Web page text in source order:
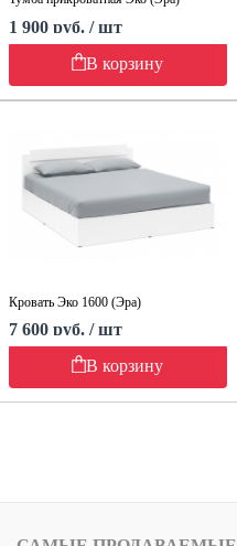
1 900 руб. / шт
В корзину
Кровать Эко 1600 (Эра)
7 600 руб. / шт
В корзину